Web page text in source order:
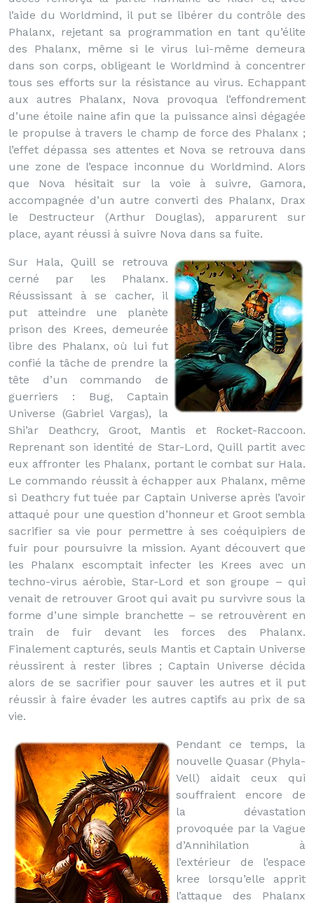
l’aide du Worldmind, il put se libérer du contrôle des
Phalanx, rejetant sa programmation en tant qu’élite
des Phalanx, même si le virus lui-même demeura
dans son corps, obligeant le Worldmind à concentrer
tous ses efforts sur la résistance au virus. Echappant
aux autres Phalanx, Nova provoqua l’effondrement
d’une étoile naine afin que la puissance ainsi dégagée
le propulse à travers le champ de force des Phalanx ;
l’effet dépassa ses attentes et Nova se retrouva dans
une zone de l’espace inconnue du Worldmind. Alors
que Nova hésitait sur la voie à suivre, Gamora,
accompagnée d’un autre converti des Phalanx, Drax
le Destructeur (Arthur Douglas), apparurent sur
place, ayant réussi à suivre Nova dans sa fuite.
Sur Hala, Quill se retrouva
cerné par les Phalanx.
Réussissant à se cacher, il
put atteindre une planète
prison des Krees, demeurée
libre des Phalanx, où lui fut
confié la tâche de prendre la
tête d’un commando de
guerriers : Bug, Captain
Universe (Gabriel Vargas), la
Shi’ar Deathcry, Groot, Mantis et Rocket-Raccoon.
Reprenant son identité de Star-Lord, Quill partit avec
eux affronter les Phalanx, portant le combat sur Hala.
Le commando réussit à échapper aux Phalanx, même
si Deathcry fut tuée par Captain Universe après l’avoir
attaqué pour une question d’honneur et Groot sembla
sacrifier sa vie pour permettre à ses coéquipiers de
fuir pour poursuivre la mission. Ayant découvert que
les Phalanx escomptait infecter les Krees avec un
techno-virus aérobie, Star-Lord et son groupe – qui
venait de retrouver Groot qui avait pu survivre sous la
forme d’une simple branchette – se retrouvèrent en
train de fuir devant les forces des Phalanx.
Finalement capturés, seuls Mantis et Captain Universe
réussirent à rester libres ; Captain Universe décida
alors de se sacrifier pour sauver les autres et il put
réussir à faire évader les autres captifs au prix de sa
vie.
Pendant ce temps, la
nouvelle Quasar (Phyla-
Vell) aidait ceux qui
souffraient encore de
la dévastation
provoquée par la Vague
d’Annihilation à
l’extérieur de l’espace
kree lorsqu’elle apprit
l’attaque des Phalanx